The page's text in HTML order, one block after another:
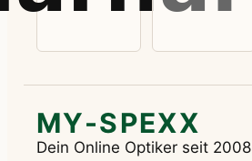
MY-SPEXX
Dein Online Optiker seit 2008